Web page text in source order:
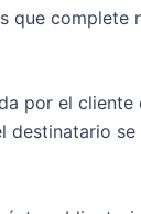
que complete
por el
se